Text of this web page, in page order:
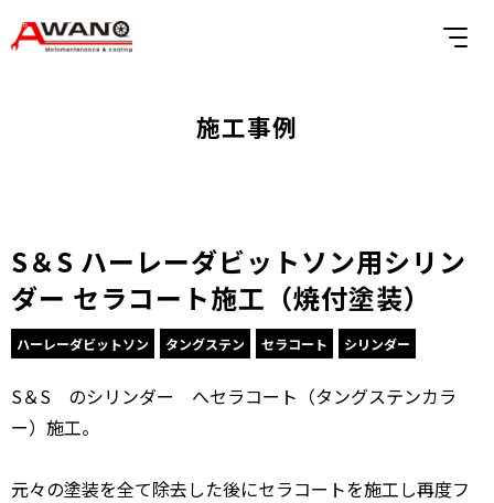
施工事例
S＆S ハーレーダビットソン用シリン
ダー セラコート施工（焼付塗装）
ハーレーダビットソン タングステン セラコート シリンダー
S＆S のシリンダー へセラコート（タングステンカラ
ー）施工。
元々の塗装を全て除去した後にセラコートを施工し再度フ